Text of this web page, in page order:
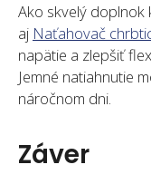
Ako skvelý
aj Naťahovač
napätie a zlepšiť
Jemné natiahnutie
náročnom dni.
Záver